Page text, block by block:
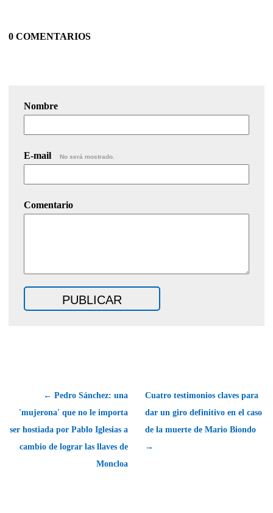
0 COMENTARIOS
Nombre
E-mail No será mostrado.
Comentario
← Pedro Sánchez: una
'mujerona' que no le importa
ser hostiada por Pablo Iglesias a
cambio de lograr las llaves de
Moncloa
Cuatro testimonios claves para
dar un giro definitivo en el caso
de la muerte de Mario Biondo
→